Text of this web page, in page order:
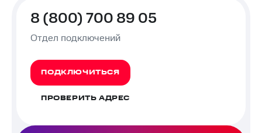
8 (800) 700 89 05
Отдел подключений
ПОДКЛЮЧИТЬСЯ
ПРОВЕРИТЬ АДРЕС